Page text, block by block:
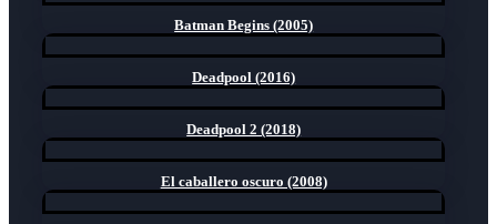
Batman Begins (2005)
Deadpool (2016)
Deadpool 2 (2018)
El caballero oscuro (2008)